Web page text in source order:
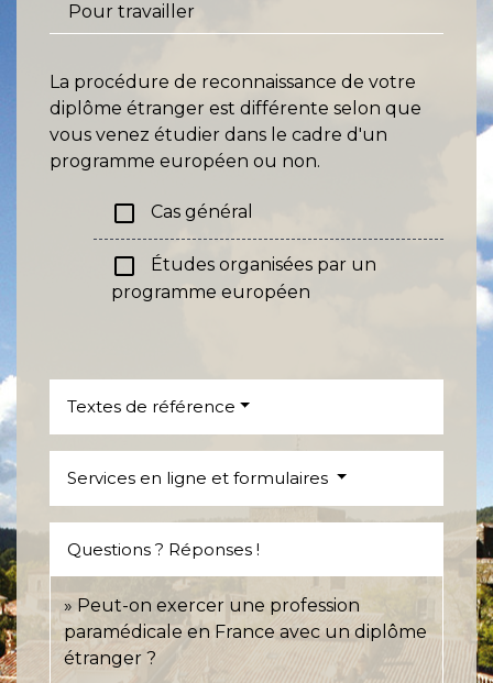
Pour travailler
La procédure de reconnaissance de votre
diplôme étranger est différente selon que
vous venez étudier dans le cadre d'un
programme européen ou non.
check_box_outline_blank Cas général
check_box_outline_blank
Études organisées par un
programme européen
Textes de référence
Services en ligne et formulaires
Questions ? Réponses !
Peut-on exercer une profession
paramédicale en France avec un diplôme
étranger ?